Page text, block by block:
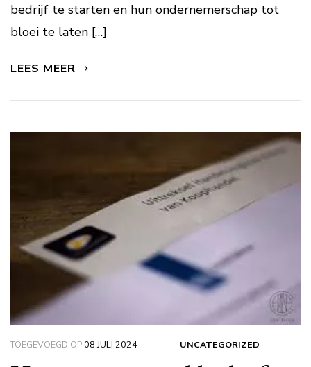
bedrijf te starten en hun ondernemerschap tot
bloei te laten […]
LEES MEER
TOEGEVOEGD OP08 JULI 2024 UNCATEGORIZED